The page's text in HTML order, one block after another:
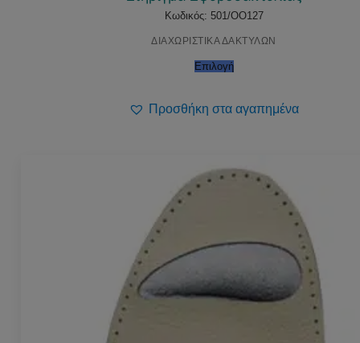
Κωδικός: 501/OO127
ΔΙΑΧΩΡΙΣΤΙΚΑ ΔΑΚΤΥΛΩΝ
Επιλογή
Προσθήκη στα αγαπημένα